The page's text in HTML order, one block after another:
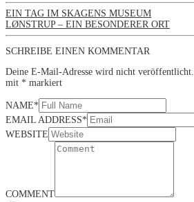
EIN TAG IM SKAGENS MUSEUM
LØNSTRUP – EIN BESONDERER ORT
SCHREIBE EINEN KOMMENTAR
Deine E-Mail-Adresse wird nicht veröffentlicht.
mit * markiert
NAME*
EMAIL ADDRESS*
WEBSITE
COMMENT